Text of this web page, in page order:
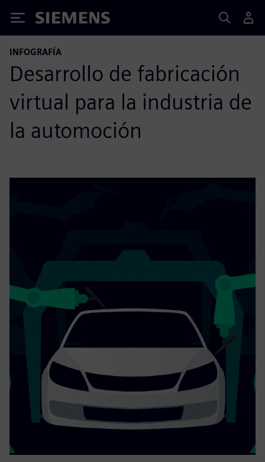
Siemens
INFOGRAFÍA
Desarrollo de fabricación
virtual para la industria de
la automoción